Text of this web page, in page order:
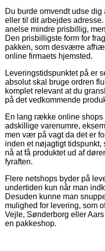
Du burde omvendt udse
eller til dit arbejdes
anelse mindre prisbillig,
Den prisbilligste form for
pakken, som desværre
online firmaets hjemsted.
Leveringstidspunktet på er
absolut skal bruge ordren
komplet relevant at du
på det vedkommende
En lang række online
adskillige varenumre,
men vær på vagt da det er
inden et nøjagtigt
nå at få produktet ud af
fyraften.
Flere netshops byder på
undertiden kun når man
Desuden kunne man
mulighed for levering, som
Vejle, Sønderborg eller
en pakkeshop.